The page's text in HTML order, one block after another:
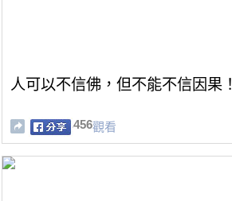
人可以不信佛，但不能不信因果！
456觀看